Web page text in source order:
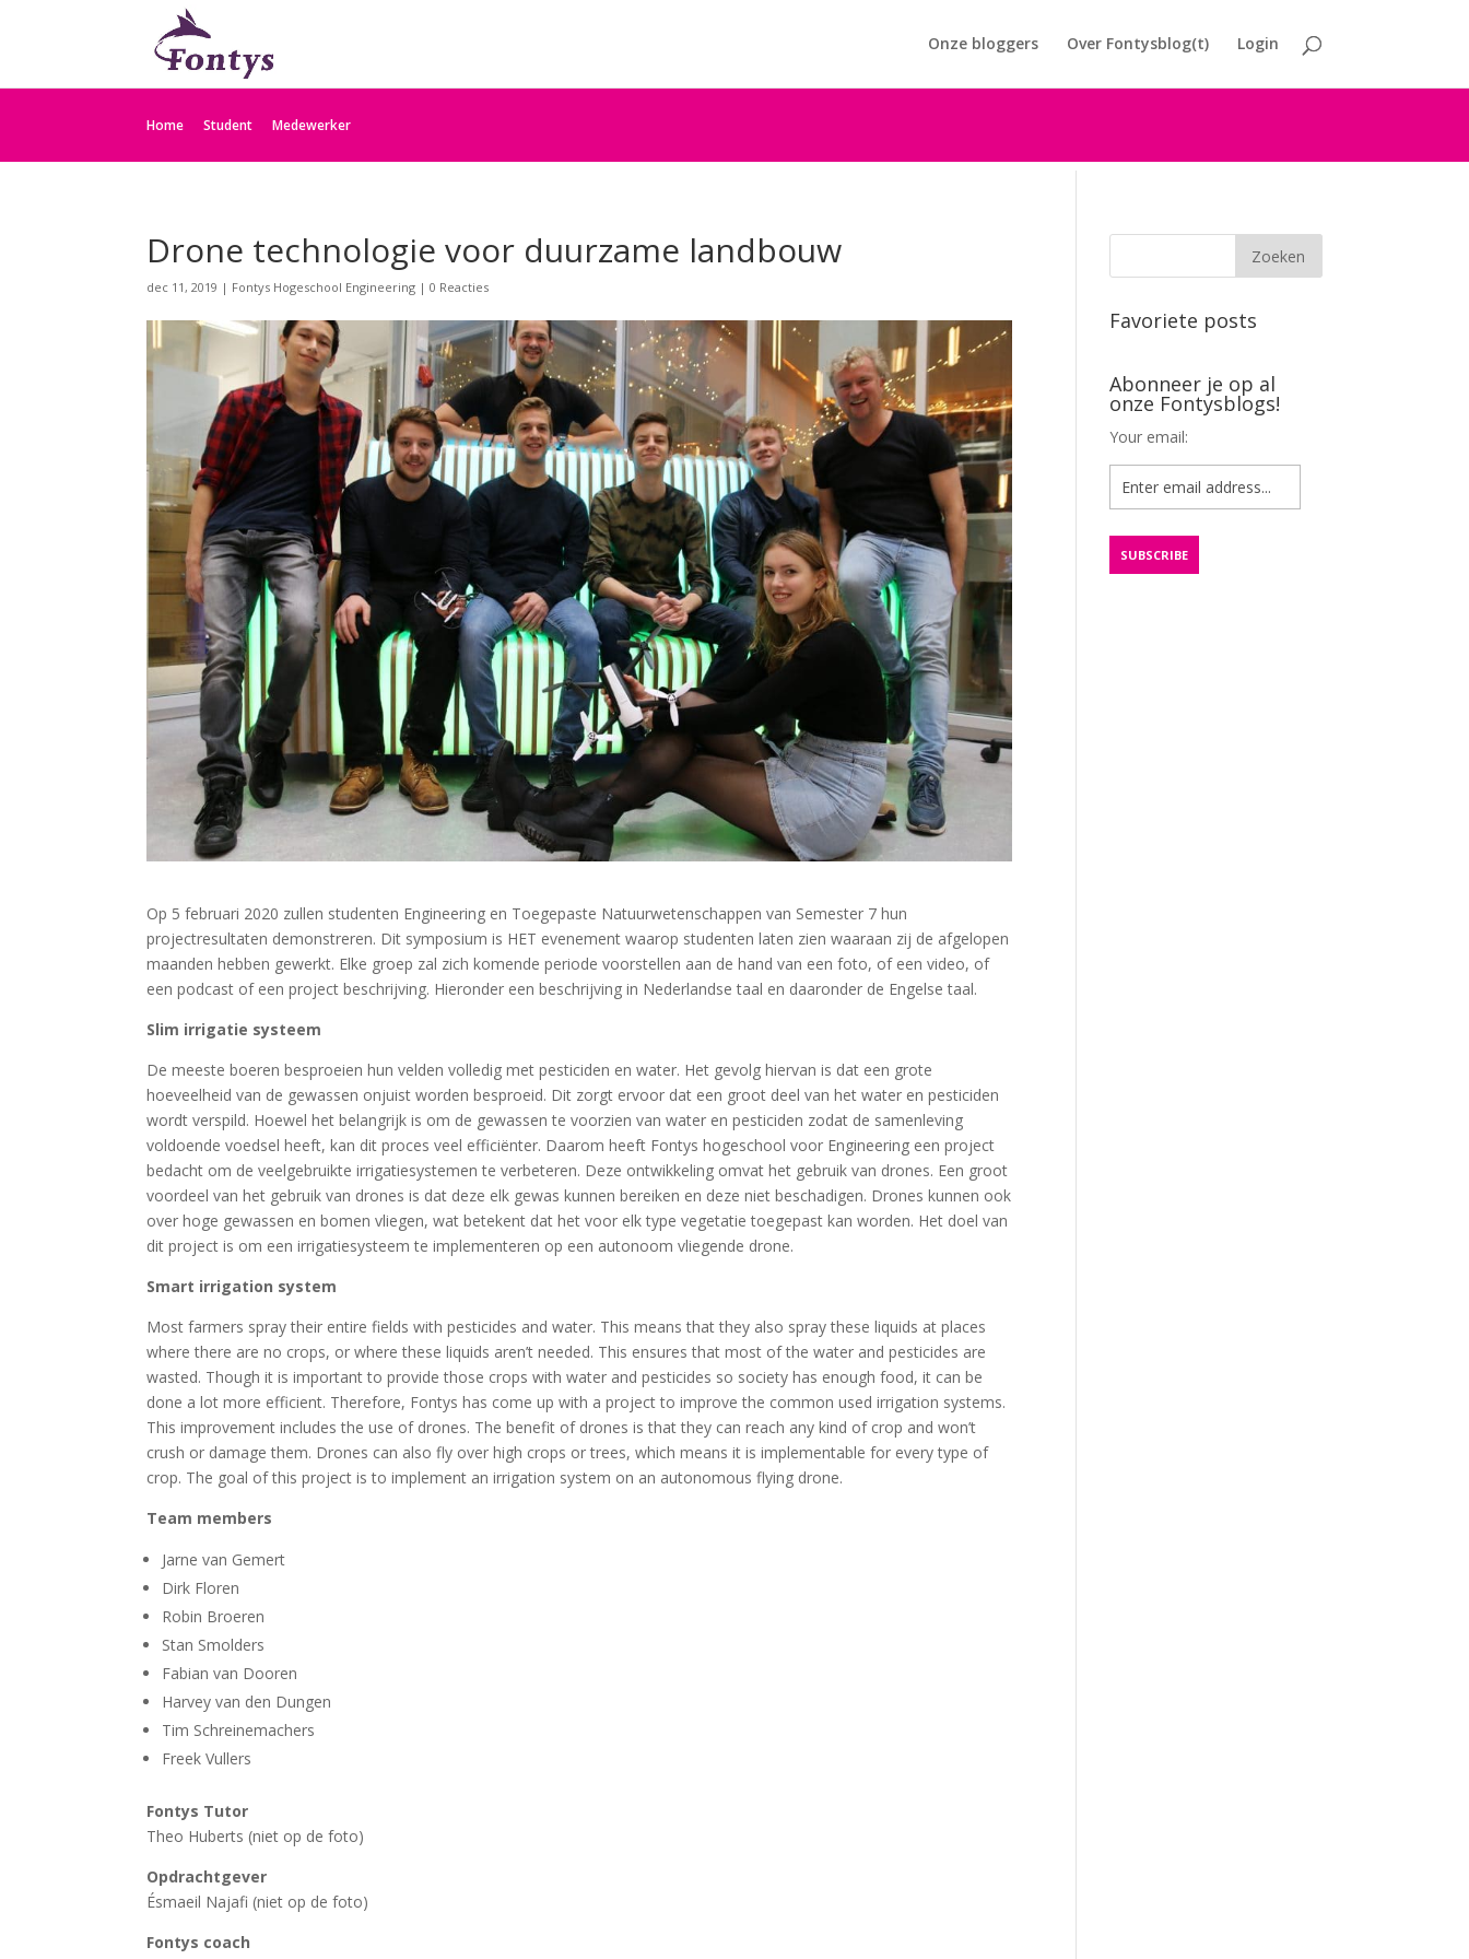
Home Student Medewerker
Onze bloggers Over Fontysblog(t) Login
Drone technologie voor duurzame landbouw
dec 11, 2019 | Fontys Hogeschool Engineering |0 Reacties
Op 5 februari 2020 zullen studenten Engineering en Toegepaste Natuurwetenschappen van Semester 7 hun
projectresultaten demonstreren. Dit symposium is HET evenement waarop studenten laten zien waaraan zij de afgelopen
maanden hebben gewerkt. Elke groep zal zich komende periode voorstellen aan de hand van een foto, of een video, of
een podcast of een project beschrijving. Hieronder een beschrijving in Nederlandse taal en daaronder de Engelse taal.
Slim irrigatie systeem
De meeste boeren besproeien hun velden volledig met pesticiden en water. Het gevolg hiervan is dat een grote
hoeveelheid van de gewassen onjuist worden besproeid. Dit zorgt ervoor dat een groot deel van het water en pesticiden
wordt verspild. Hoewel het belangrijk is om de gewassen te voorzien van water en pesticiden zodat de samenleving
voldoende voedsel heeft, kan dit proces veel efficiënter. Daarom heeft Fontys hogeschool voor Engineering een project
bedacht om de veelgebruikte irrigatiesystemen te verbeteren. Deze ontwikkeling omvat het gebruik van drones. Een groot
voordeel van het gebruik van drones is dat deze elk gewas kunnen bereiken en deze niet beschadigen. Drones kunnen ook
over hoge gewassen en bomen vliegen, wat betekent dat het voor elk type vegetatie toegepast kan worden. Het doel van
dit project is om een irrigatiesysteem te implementeren op een autonoom vliegende drone.
Smart irrigation system
Most farmers spray their entire fields with pesticides and water. This means that they also spray these liquids at places
where there are no crops, or where these liquids aren’t needed. This ensures that most of the water and pesticides are
wasted. Though it is important to provide those crops with water and pesticides so society has enough food, it can be
done a lot more efficient. Therefore, Fontys has come up with a project to improve the common used irrigation systems.
This improvement includes the use of drones. The benefit of drones is that they can reach any kind of crop and won’t
crush or damage them. Drones can also fly over high crops or trees, which means it is implementable for every type of
crop. The goal of this project is to implement an irrigation system on an autonomous flying drone.
Team members
Jarne van Gemert
Dirk Floren
Robin Broeren
Stan Smolders
Fabian van Dooren
Harvey van den Dungen
Tim Schreinemachers
Freek Vullers
Fontys Tutor
Theo Huberts (niet op de foto)
Opdrachtgever
Ésmaeil Najafi (niet op de foto)
Fontys coach
Favoriete posts
Abonneer je op al
onze Fontysblogs!
Your email: